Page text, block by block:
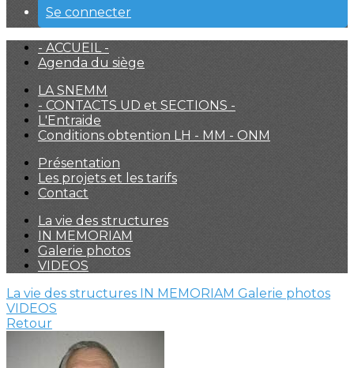
Se connecter
- ACCUEIL -
Agenda du siège
LA SNEMM
- CONTACTS UD et SECTIONS -
L'Entraide
Conditions obtention LH - MM - ONM
Présentation
Les projets et les tarifs
Contact
La vie des structures
IN MEMORIAM
Galerie photos
VIDEOS
La vie des structures IN MEMORIAM Galerie photos
VIDEOS
Retour